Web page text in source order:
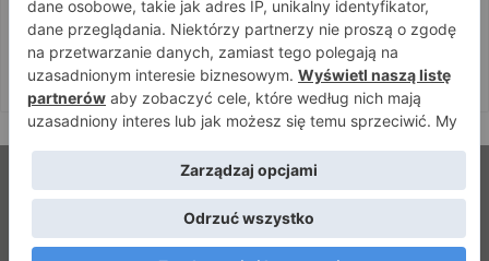
4 sierpnia 2026
Makhachev nie zamierza kalkulować: Od pierwszego
sprowadzenia będę szukał skończenia”
© Strefamma.pl 2026, Wszelkie prawa zastrzeżone |
Home
Redakcja Kontakt